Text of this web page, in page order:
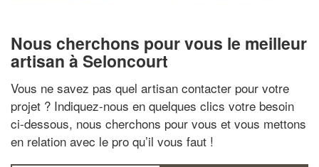
Nous cherchons pour vous le meilleur
artisan à Seloncourt
Vous ne savez pas quel artisan contacter pour votre
projet ? Indiquez-nous en quelques clics votre besoin
ci-dessous, nous cherchons pour vous et vous mettons
en relation avec le pro qu’il vous faut !